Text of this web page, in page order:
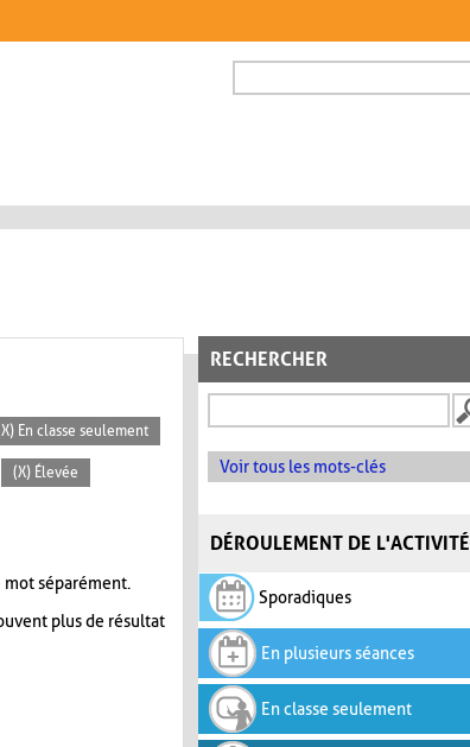
FORMULAIRE DE
RECHERCHER
Voir tous les mots-clés
DÉROULEMENT DE L'ACTIVITÉ
Sporadiques
En plusieurs séances
En classe seulement
En classe seulement
(X) Élevée
séparément.
plus de résultat